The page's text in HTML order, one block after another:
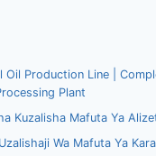
Oil Production Line |
Plant
Kuzalisha Mafuta Ya
Wa Mafuta Ya